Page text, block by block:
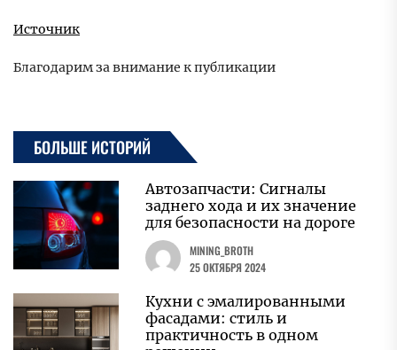
Источник
Благодарим за внимание к публикации
БОЛЬШЕ ИСТОРИЙ
Автозапчасти: Сигналы
заднего хода и их значение
для безопасности на дороге
MINING_BROTH
25 ОКТЯБРЯ 2024
Кухни с эмалированными
фасадами: стиль и
практичность в одном